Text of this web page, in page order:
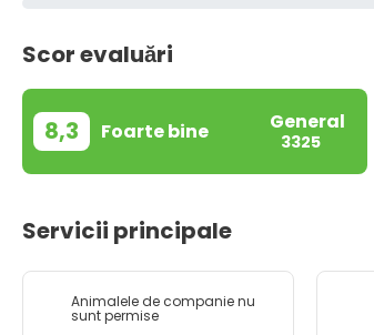
Scor evaluări
8,3 Foarte bine General
3325
Servicii principale
Animalele de companie nu
sunt permise